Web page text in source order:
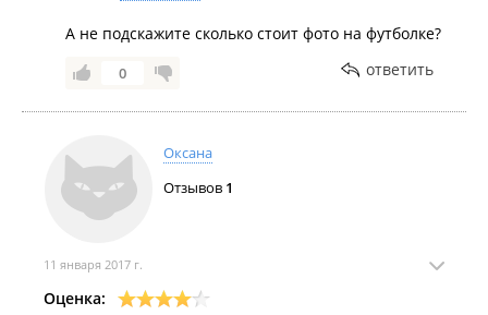
А не подскажите сколько стоит фото на футболке?
0 ответить
Оксана
Отзывов 1
11 января 2017 г.
Оценка: